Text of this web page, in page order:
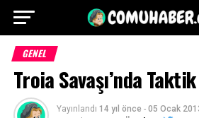
GENEL
Troia Savaşı’nda
Yayınlandı 14 yıl önce - 05 Ocak